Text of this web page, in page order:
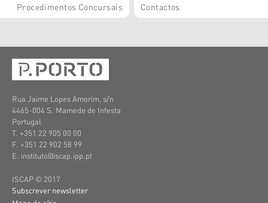
Procedimentos Concursais Contactos
Rua Jaime Lopes Amorim, s/n
4465-004 S. Mamede de Infesta
Portugal
T. +351 22 905 00 00
F. +351 22 902 58 99
E. instituto@iscap.ipp.pt
ISCAP © 2017
Subscrever newsletter